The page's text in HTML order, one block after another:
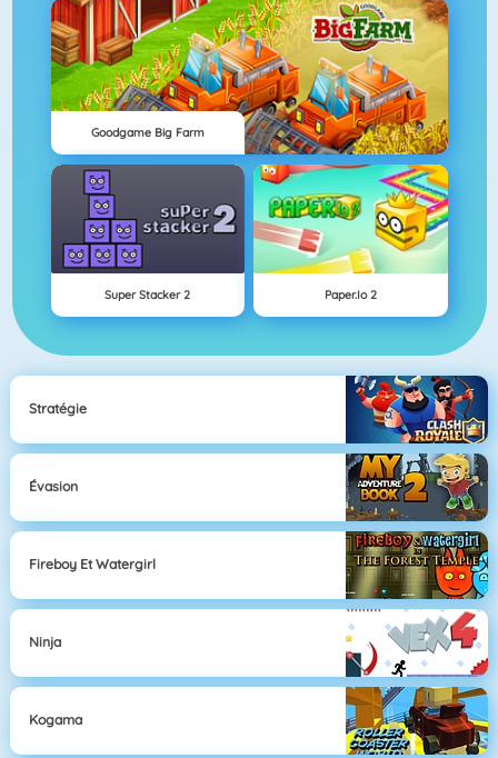
Goodgame Big Farm
Super Stacker 2 Paper.io 2
Stratégie
Évasion
Fireboy Et Watergirl
Ninja
Kogama